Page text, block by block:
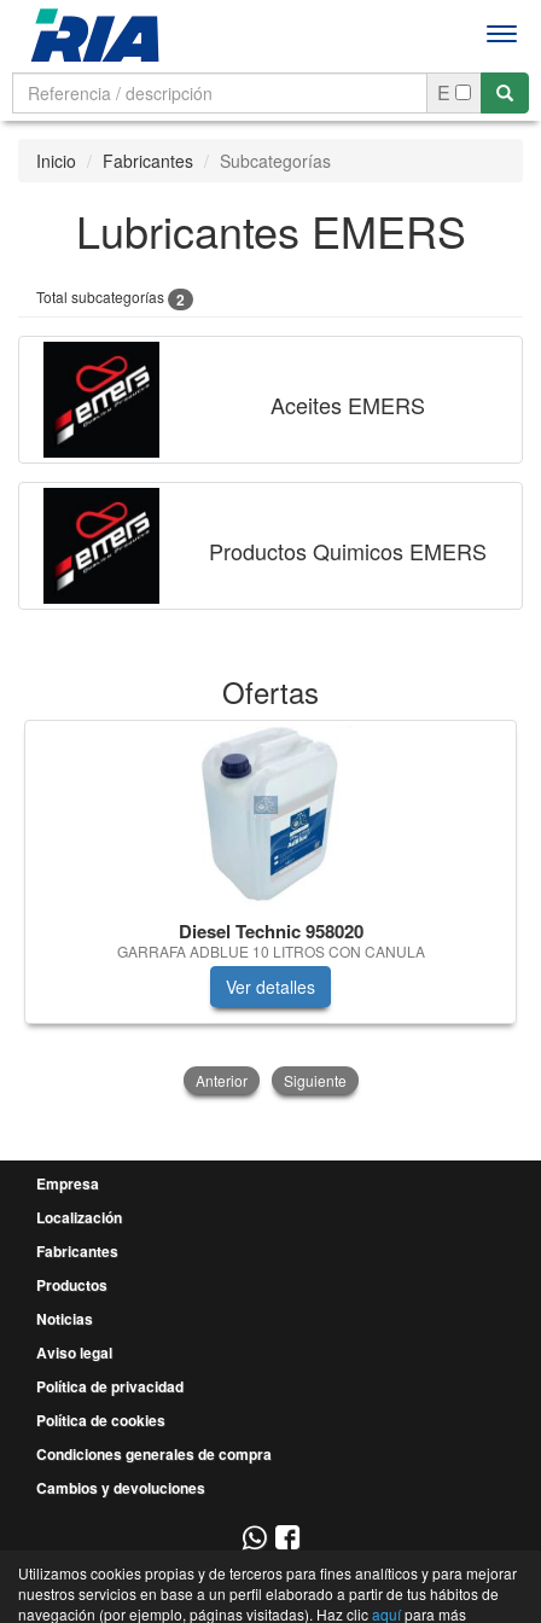
E
Inicio Fabricantes Subcategorías
Lubricantes EMERS
Total subcategorías 2
Aceites EMERS
Productos Quimicos EMERS
Ofertas
Diesel Technic 958020
GARRAFA ADBLUE 10 LITROS CON CANULA
Ver detalles
Anterior Siguiente
Empresa
Localización
Fabricantes
Productos
Noticias
Aviso legal
Política de privacidad
Política de cookies
Condiciones generales de compra
Cambios y devoluciones
967 52 29 00
P.E. Campollano - Avda. 4ª, 9 - Nave 3B - 02007 - Albacete - Albacete - España
Utilizamos cookies propias y de terceros para fines analíticos y para mejorar
nuestros servicios en base a un perfil elaborado a partir de tus hábitos de
navegación (por ejemplo, páginas visitadas). Haz clicaquípara más